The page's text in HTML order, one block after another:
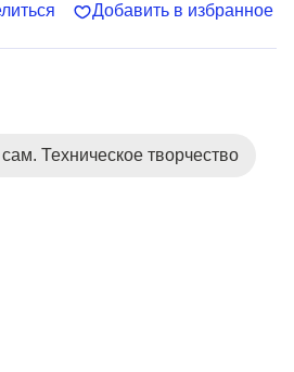
Добавить в избранное
Техническое творчество